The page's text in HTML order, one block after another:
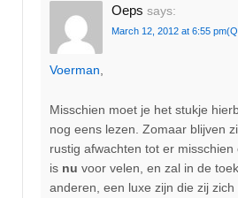
Oeps says:
March 12, 2012 at 6:55 pm
Voerman,
Misschien moet je het stukje
nog eens lezen. Zomaar blijven
rustig afwachten tot er misschien
is nu voor velen, en zal in de
anderen, een luxe zijn die zij